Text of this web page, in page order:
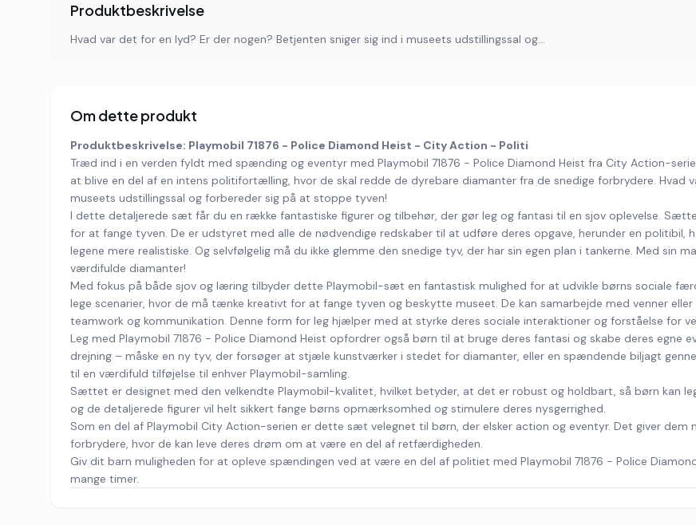
Produktbeskrivelse
Hvad var det for en lyd? Er der nogen? Betjenten sniger sig ind i museets udstillingssal og...
Om dette produkt
Produktbeskrivelse: Playmobil 71876 - Police Diamond Heist - City Action - Politi
Træd ind i en verden fyldt med spænding og eventyr med Playmobil 71876 - Police Diamond Heist fra City Action-
at blive en del af en intens politifortælling, hvor de skal redde de dyrebare diamanter fra de snedige forbrydere. Hvad
museets udstillingssal og forbereder sig på at stoppe tyven!
I dette detaljerede sæt får du en række fantastiske figurer og tilbehør, der gør leg og fantasi til en sjov oplevelse.
for at fange tyven. De er udstyret med alle de nødvendige redskaber til at udføre deres opgave, herunder en politibil,
legene mere realistiske. Og selvfølgelig må du ikke glemme den snedige tyv, der har sin egen plan i tankerne. Med sin
værdifulde diamanter!
Med fokus på både sjov og læring tilbyder dette Playmobil-sæt en fantastisk mulighed for at udvikle børns sociale
lege scenarier, hvor de må tænke kreativt for at fange tyven og beskytte museet. De kan samarbejde med venner
teamwork og kommunikation. Denne form for leg hjælper med at styrke deres sociale interaktioner og forståelse for
Leg med Playmobil 71876 - Police Diamond Heist opfordrer også børn til at bruge deres fantasi og skabe deres egne
drejning – måske en ny tyv, der forsøger at stjæle kunstværker i stedet for diamanter, eller en spændende biljagt
til en værdifuld tilføjelse til enhver Playmobil-samling.
Sættet er designet med den velkendte Playmobil-kvalitet, hvilket betyder, at det er robust og holdbart, så børn kan
og de detaljerede figurer vil helt sikkert fange børns opmærksomhed og stimulere deres nysgerrighed.
Som en del af Playmobil City Action-serien er dette sæt velegnet til børn, der elsker action og eventyr. Det giver
forbrydere, hvor de kan leve deres drøm om at være en del af retfærdigheden.
Giv dit barn muligheden for at opleve spændingen ved at være en del af politiet med Playmobil 71876 - Police
mange timer.